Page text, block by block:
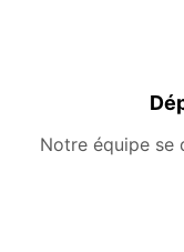
Notre équipe se